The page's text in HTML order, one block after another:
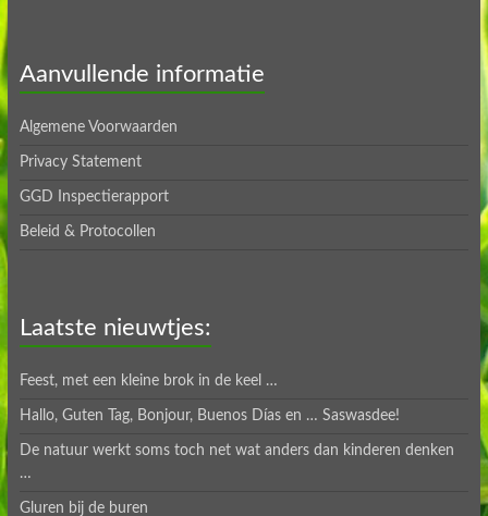
Aanvullende informatie
Algemene Voorwaarden
Privacy Statement
GGD Inspectierapport
Beleid & Protocollen
Laatste nieuwtjes:
Feest, met een kleine brok in de keel …
Hallo, Guten Tag, Bonjour, Buenos Días en … Saswasdee!
De natuur werkt soms toch net wat anders dan kinderen denken
…
Gluren bij de buren